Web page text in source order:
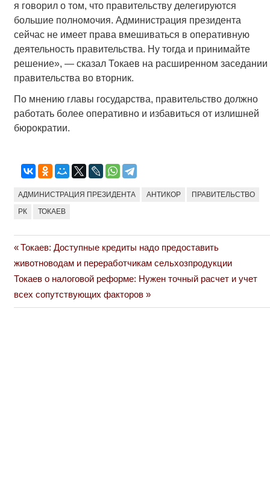
я говорил о том, что правительству делегируются
большие полномочия. Администрация президента
сейчас не имеет права вмешиваться в оперативную
деятельность правительства. Ну тогда и принимайте
решение», — сказал Токаев на расширенном заседании
правительства во вторник.
По мнению главы государства, правительство должно
работать более оперативно и избавиться от излишней
бюрократии.
АДМИНИСТРАЦИЯ ПРЕЗИДЕНТА АНТИКОР ПРАВИТЕЛЬСТВО
РК ТОКАЕВ
Навигация
по
записям
Previous
Post:
Токаев: Доступные кредиты надо предоставить
животноводам и переработчикам сельхозпродукции
Next
Post:
Токаев о налоговой реформе: Нужен точный расчет и учет
всех сопутствующих факторов